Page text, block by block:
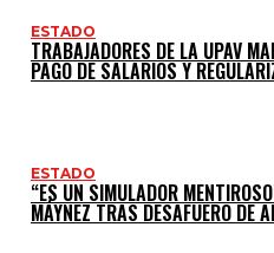
ESTADO
TRABAJADORES DE LA UPAV
PAGO DE SALARIOS Y
ESTADO
“ES UN SIMULADOR
MÁYNEZ TRAS DESAFUERO DE